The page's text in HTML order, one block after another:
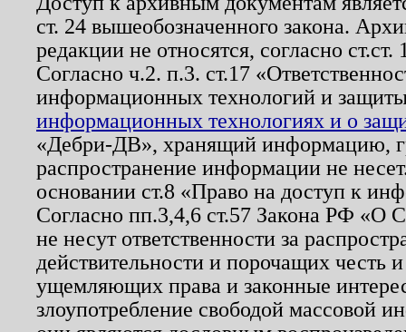
ст. 24 вышеобозначенного закона.
редакции не относятся, согласно
Согласно ч.2. п.3. ст.17
информационных технологий и
информационных технологиях и о
«Дебри-ДВ», хранящий информацию,
распространение информации не
основании ст.8 «Право на доступ к
Согласно пп.3,4,6 ст.57 Закона РФ «О
не несут ответственности за
действительности и порочащих честь
ущемляющих права и законные
злоупотребление свободой массовой